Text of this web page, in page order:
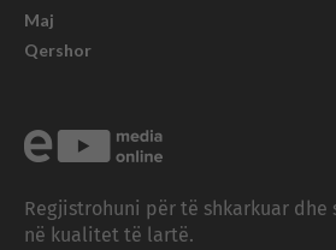
Maj
Qershor
Regjistrohuni për të shkarkuar
në kualitet të lartë.